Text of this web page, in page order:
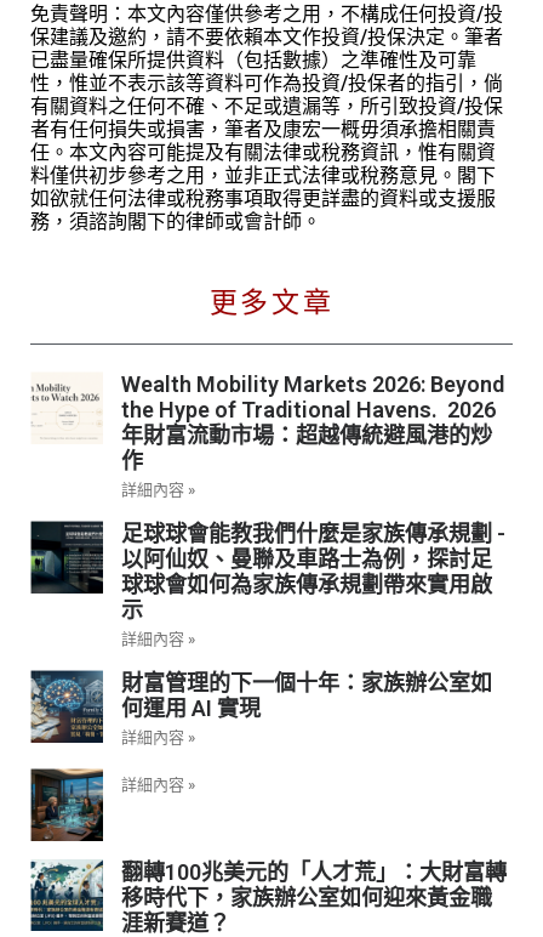
免責聲明：本文內容僅供參考之用，不構成任何投資/投
保建議及邀約，請不要依賴本文作投資/投保決定。筆者
已盡量確保所提供資料（包括數據）之準確性及可靠
性，惟並不表示該等資料可作為投資/投保者的指引，倘
有關資料之任何不確、不足或遺漏等，所引致投資/投保
者有任何損失或損害，筆者及康宏一概毋須承擔相關責
任。本文內容可能提及有關法律或稅務資訊，惟有關資
料僅供初步參考之用，並非正式法律或稅務意見。閣下
如欲就任何法律或稅務事項取得更詳盡的資料或支援服
務，須諮詢閣下的律師或會計師。
更多文章
Wealth Mobility Markets 2026: Beyond
the Hype of Traditional Havens. 2026
年財富流動市場：超越傳統避風港的炒
作
詳細內容 »
足球球會能教我們什麼是家族傳承規劃 -
以阿仙奴、曼聯及車路士為例，探討足
球球會如何為家族傳承規劃帶來實用啟
示
詳細內容 »
財富管理的下一個十年：家族辦公室如
何運用 AI 實現
詳細內容 »
詳細內容 »
翻轉100兆美元的「人才荒」：大財富轉
移時代下，家族辦公室如何迎來黃金職
涯新賽道？